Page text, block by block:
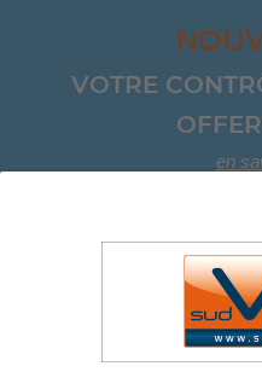
VOTRE
en
Aller au contenu